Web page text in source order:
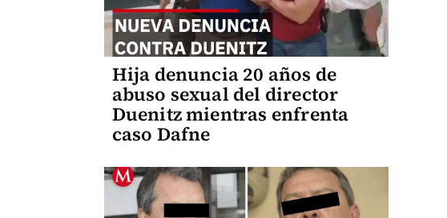
Hija denuncia 20 años de
abuso sexual del director
Duenitz mientras enfrenta
caso Dafne